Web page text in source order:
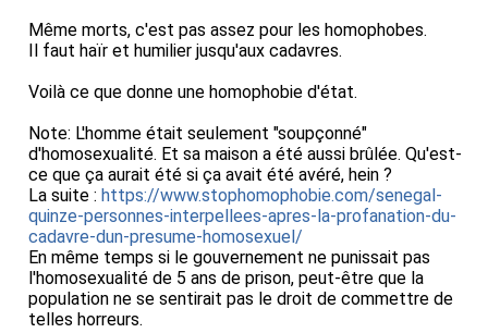
Même morts, c'est pas assez pour les homophobes.
Il faut haïr et humilier jusqu'aux cadavres.
Voilà ce que donne une homophobie d'état.
Note: L'homme était seulement "soupçonné"
d'homosexualité. Et sa maison a été aussi brûlée. Qu'est-
ce que ça aurait été si ça avait été avéré, hein ?
La suite : https://www.stophomophobie.com/senegal-
quinze-personnes-interpellees-apres-la-profanation-du-
cadavre-dun-presume-homosexuel/
En même temps si le gouvernement ne punissait pas
l'homosexualité de 5 ans de prison, peut-être que la
population ne se sentirait pas le droit de commettre de
telles horreurs.